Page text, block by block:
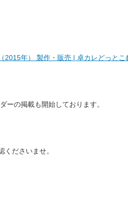
2015年） 製作・販売 | 卓カレどっとこ
ーの掲載も開始しております。
くださいませ。